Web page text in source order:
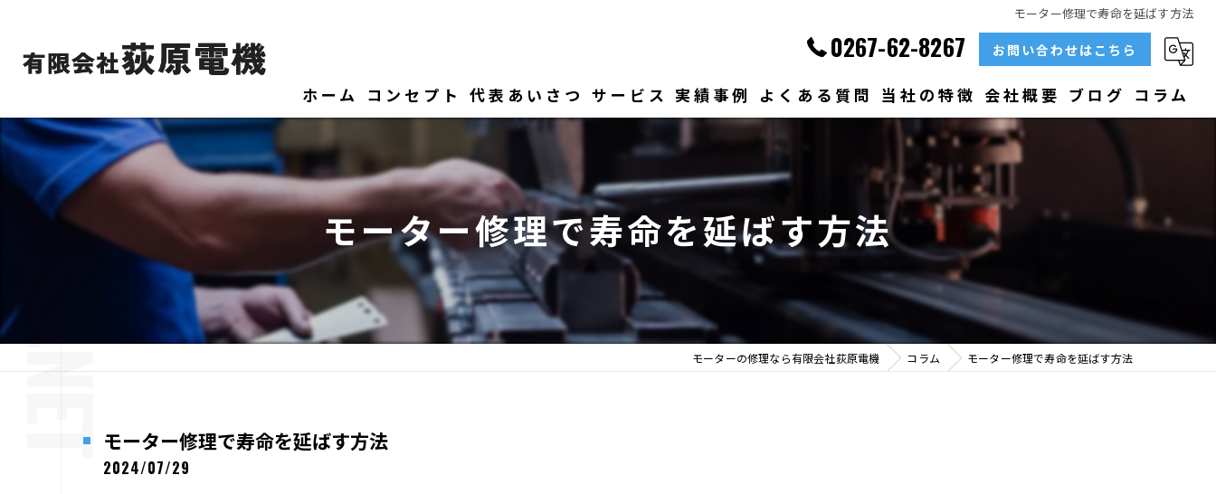
モーター修理で寿命を延ばす方法
0267-62-8267 お問い合わせはこちら
ホーム コンセプト 代表あいさつ サービス 実績事例 よくある質問 当社の特徴
ベアリング
大型
メンテナンス
販売
会社概要 ブログ コラム
モーター修理で寿命を延ばす方法
モーターの修理なら有限会社荻原電機 コラム モーター修理で寿命を延ばす方法
モーター修理で寿命を延ばす方法
2024/07/29